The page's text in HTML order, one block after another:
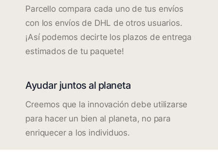
Parcello compara cada uno de tus envíos
con los envíos de DHL de otros usuarios.
¡Así podemos decirte los plazos de entrega
estimados de tu paquete!
Ayudar juntos al planeta
Creemos que la innovación debe utilizarse
para hacer un bien al planeta, no para
enriquecer a los individuos.